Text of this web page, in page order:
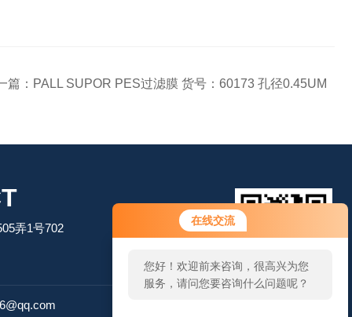
在线交流
您好！欢迎前来咨询，很高兴为您
服务，请问您要咨询什么问题呢？
您好，看您停留很久了，是否找到
了需求产品，您可以直接在线与我
篇： PALL SUPOR PES过滤膜 货号：60173 孔径0.45UM
弄1号702